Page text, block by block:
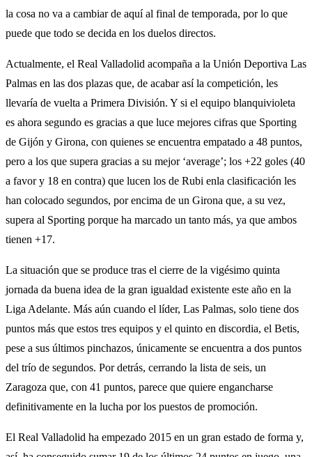
la cosa no va a cambiar de aquí al final de temporada, por lo que
puede que todo se decida en los duelos directos.
Actualmente, el Real Valladolid acompaña a la Unión Deportiva Las
Palmas en las dos plazas que, de acabar así la competición, les
llevaría de vuelta a Primera División. Y si el equipo blanquivioleta
es ahora segundo es gracias a que luce mejores cifras que Sporting
de Gijón y Girona, con quienes se encuentra empatado a 48 puntos,
pero a los que supera gracias a su mejor ‘average’; los +22 goles (40
a favor y 18 en contra) que lucen los de Rubi enla clasificación les
han colocado segundos, por encima de un Girona que, a su vez,
supera al Sporting porque ha marcado un tanto más, ya que ambos
tienen +17.
La situación que se produce tras el cierre de la vigésimo quinta
jornada da buena idea de la gran igualdad existente este año en la
Liga Adelante. Más aún cuando el líder, Las Palmas, solo tiene dos
puntos más que estos tres equipos y el quinto en discordia, el Betis,
pese a sus últimos pinchazos, únicamente se encuentra a dos puntos
del trío de segundos. Por detrás, cerrando la lista de seis, un
Zaragoza que, con 41 puntos, parece que quiere engancharse
definitivamente en la lucha por los puestos de promoción.
El Real Valladolid ha empezado 2015 en un gran estado de forma y,